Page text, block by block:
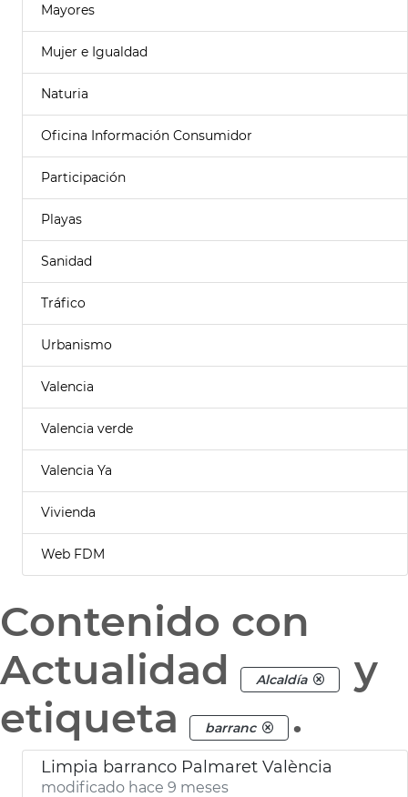
Mayores
Mujer e Igualdad
Naturia
Oficina Información Consumidor
Participación
Playas
Sanidad
Tráfico
Urbanismo
Valencia
Valencia verde
Valencia Ya
Vivienda
Web FDM
Contenido con
Actualidad
Alcaldía
y
etiqueta
barranc .
Limpia barranco Palmaret València
modificado hace 9 meses